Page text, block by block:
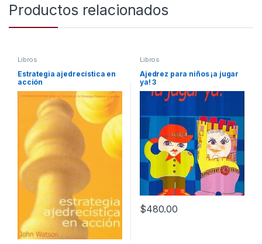
Productos relacionados
Libros
Estrategia ajedrecística en
acción
Libros
Ajedrez para niños ¡a jugar
ya! 3
$480.00